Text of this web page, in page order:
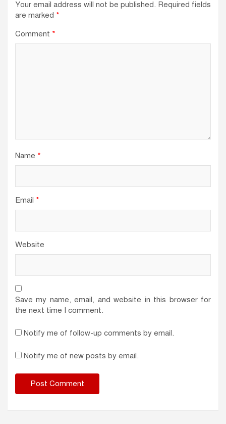
Your email address will not be published. Required fields
are marked *
Comment *
Name *
Email *
Website
Save my name, email, and website in this browser for
the next time I comment.
Notify me of follow-up comments by email.
Notify me of new posts by email.